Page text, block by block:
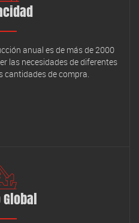
anual es de más de 2000
las necesidades de diferentes
cantidades de compra.
Global